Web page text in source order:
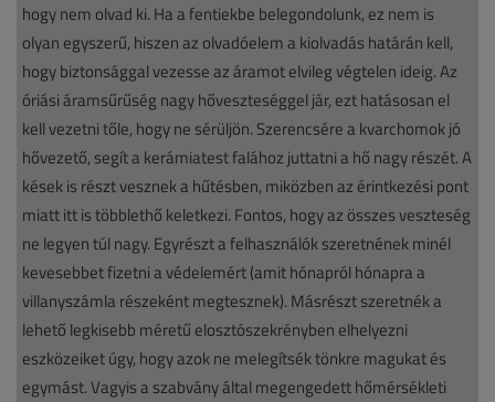
hogy nem olvad ki. Ha a fentiekbe belegondolunk, ez nem is
olyan egyszerű, hiszen az olvadóelem a kiolvadás határán kell,
hogy biztonsággal vezesse az áramot elvileg végtelen ideig. Az
óriási áramsűrűség nagy hőveszteséggel jár, ezt hatásosan el
kell vezetni tőle, hogy ne sérüljön. Szerencsére a kvarchomok jó
hővezető, segít a kerámiatest falához juttatni a hő nagy részét. A
kések is részt vesznek a hűtésben, miközben az érintkezési pont
miatt itt is többlethő keletkezi. Fontos, hogy az összes veszteség
ne legyen túl nagy. Egyrészt a felhasználók szeretnének minél
kevesebbet fizetni a védelemért (amit hónapról hónapra a
villanyszámla részeként megtesznek). Másrészt szeretnék a
lehető legkisebb méretű elosztószekrényben elhelyezni
eszközeiket úgy, hogy azok ne melegítsék tönkre magukat és
egymást. Vagyis a szabvány által megengedett hőmérsékleti